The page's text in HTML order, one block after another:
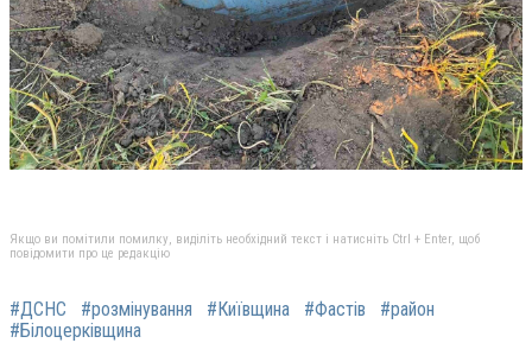
Якщо ви помітили помилку, виділіть необхідний текст і натисніть Ctrl + Enter, щоб
повідомити про це редакцію
#ДСНС #розмінування #Київщина #Фастів
#район
#Білоцерківщина